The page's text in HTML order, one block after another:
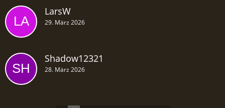
LarsW
29. März 2026
Shadow12321
28. März 2026